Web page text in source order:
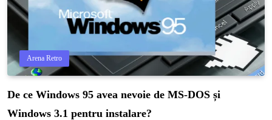
Arena Retro
De ce Windows 95 avea nevoie de MS-DOS și
Windows 3.1 pentru instalare?